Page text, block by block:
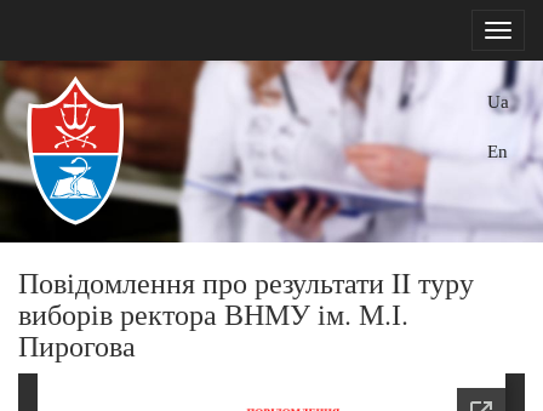
Ua
En
Повідомлення про результати II туру
виборів ректора ВНМУ ім. М.І.
Пирогова